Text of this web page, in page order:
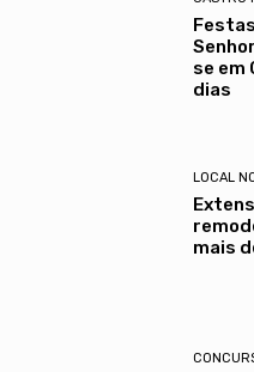
se em
dias
LOCAL
mais